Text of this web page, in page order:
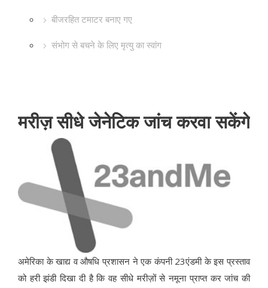
बीजरहित टमाटर बनाए गए
संभोग से बचने के लिए मृत्यु का स्वांग
मरीज़ सीधे जेनेटिक जांच करवा सकेंगे
अमेरिका के खाद्य व औषधि प्रशासन ने एक कंपनी 23एंडमी के इस प्रस्ताव
को हरी झंडी दिखा दी है कि वह सीधे मरीज़ों से नमूना प्राप्त कर जांच की